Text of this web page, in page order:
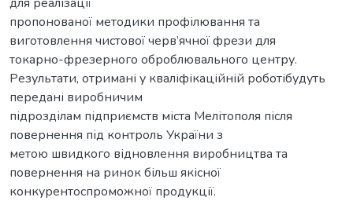
пропонованої методики профілювання та
виготовлення чистової черв’ячної фрези для
токарно-фрезерного оброблювального центру.
Результати, отримані у кваліфікаційній роботібудуть
передані виробничим
підрозділам підприємств міста Мелітополя після
повернення під контроль України з
метою швидкого відновлення виробництва та
повернення на ринок більш якісної
конкурентоспроможної продукції.